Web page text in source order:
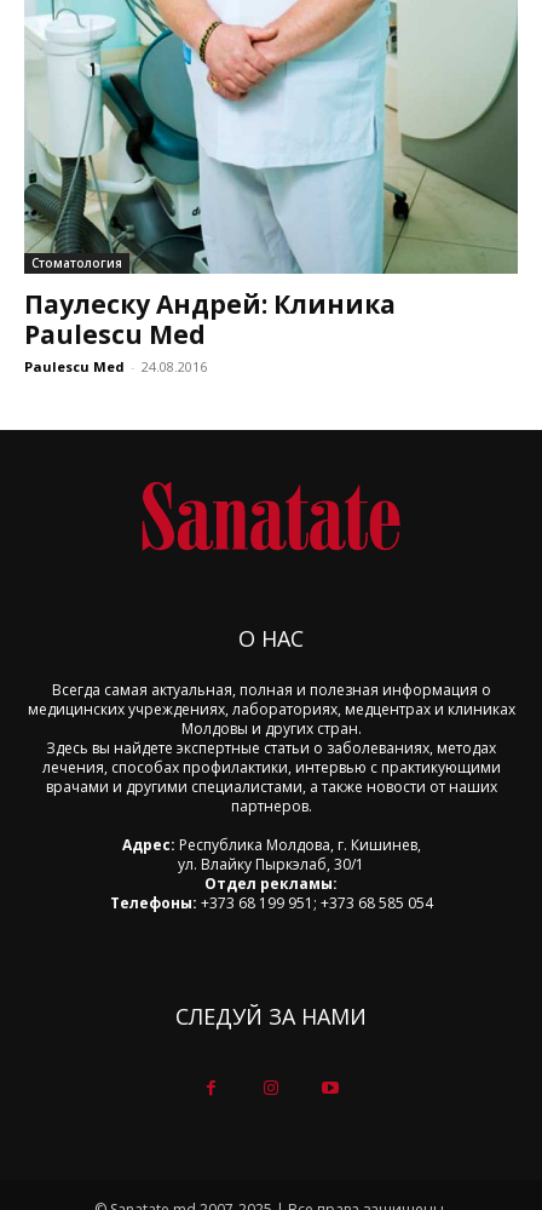
Стоматология
Паулеску Андрей: Клиника
Paulescu Med
Paulescu Med - 24.08.2016
О НАС
Всегда самая актуальная, полная и полезная информация о
медицинских учреждениях, лабораториях, медцентрах и клиниках
Молдовы и других стран.
Здесь вы найдете экспертные статьи о заболеваниях, методах
лечения, способах профилактики, интервью с практикующими
врачами и другими специалистами, а также новости от наших
партнеров.
Адрес: Республика Молдова, г. Кишинев,
ул. Влайку Пыркэлаб, 30/1
Отдел рекламы:
Телефоны: +373 68 199 951; +373 68 585 054
СЛЕДУЙ ЗА НАМИ